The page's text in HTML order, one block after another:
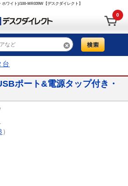
ワイト)/100-MR039W【デスクダイレクト】
0
台
ポート&電源タップ付き・
）